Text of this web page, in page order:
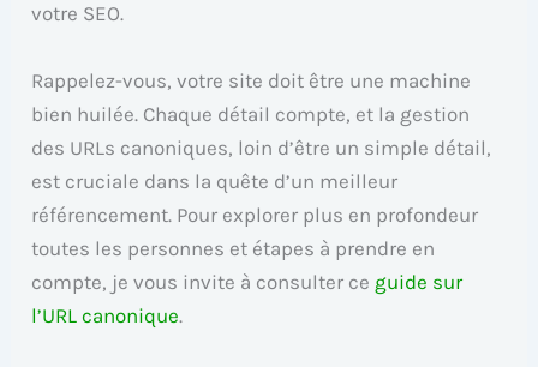
votre SEO.
Rappelez-vous, votre site doit être une machine
bien huilée. Chaque détail compte, et la gestion
des URLs canoniques, loin d’être un simple détail,
est cruciale dans la quête d’un meilleur
référencement. Pour explorer plus en profondeur
toutes les personnes et étapes à prendre en
compte, je vous invite à consulter ce guide sur
l’URL canonique.